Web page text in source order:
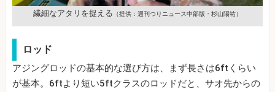
繊細なアタリを捉える （提供：週刊つりニュース中部版・杉山陽祐）
ロッド
アジングロッドの基本的な選び方は、まず長さは6ftくらい
が基本。6ftより短い5ftクラスのロッドだと、サオ先からの